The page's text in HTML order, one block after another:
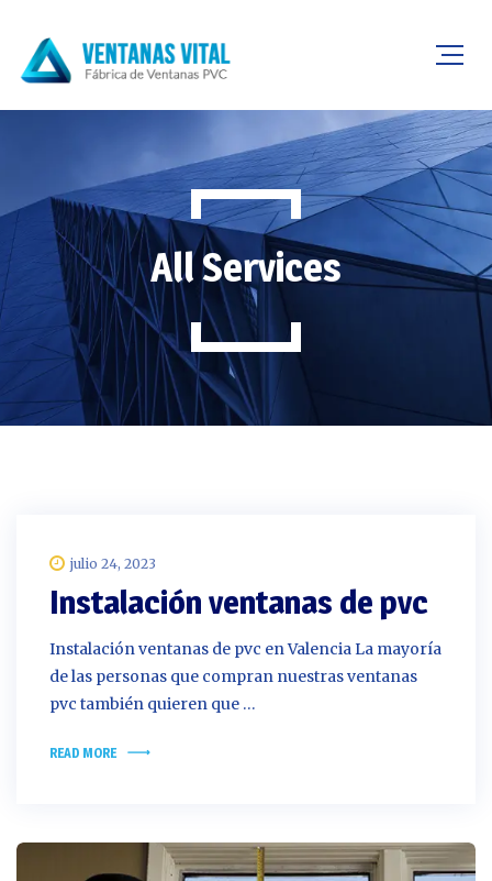
All Services
julio 24, 2023
Instalación ventanas de pvc
Instalación ventanas de pvc en Valencia La mayoría
de las personas que compran nuestras ventanas
pvc también quieren que …
READ MORE